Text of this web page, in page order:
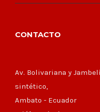
CONTACTO
Av. Bolivariana y
sintético,
Ambato - Ecuador